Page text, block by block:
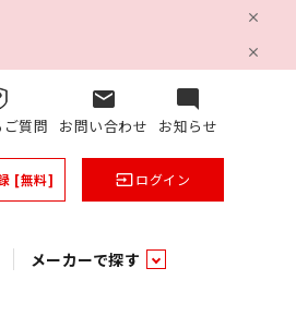
ご質問
mail
お問い合わせ
mode_comment
お知らせ
[無料] inputログイン
メーカーで探す